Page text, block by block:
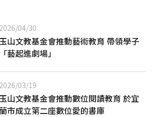
2026/04/30
山文教基金會推動藝術教育 帶領學子
「藝起進劇場」
2026/03/19
山文教基金會推動數位閱讀教育 於宜
市成立第二座數位愛的書庫